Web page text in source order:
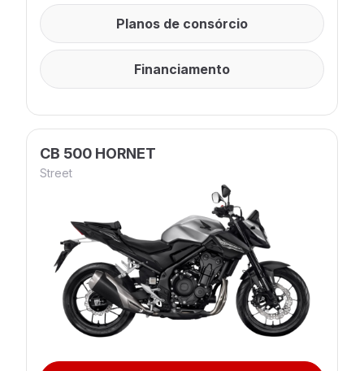
Planos de consórcio
Financiamento
CB 500 HORNET
Street